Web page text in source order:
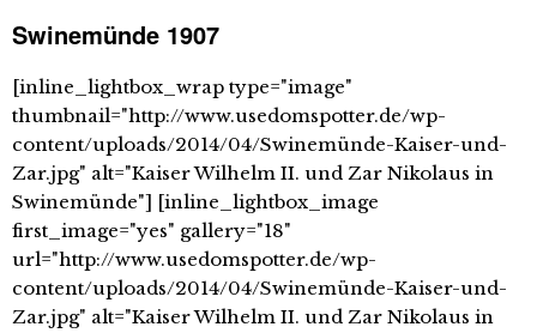
Swinemünde 1907
[inline_lightbox_wrap type="image"
thumbnail="http://www.usedomspotter.de/wp-
content/uploads/2014/04/Swinemünde-Kaiser-und-
Zar.jpg" alt="Kaiser Wilhelm II. und Zar Nikolaus in
Swinemünde"] [inline_lightbox_image
first_image="yes" gallery="18"
url="http://www.usedomspotter.de/wp-
content/uploads/2014/04/Swinemünde-Kaiser-und-
Zar.jpg" alt="Kaiser Wilhelm II. und Zar Nikolaus in